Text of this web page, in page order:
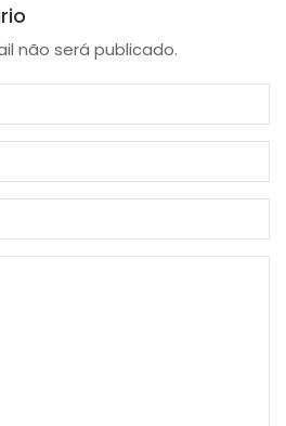
não será publicado.